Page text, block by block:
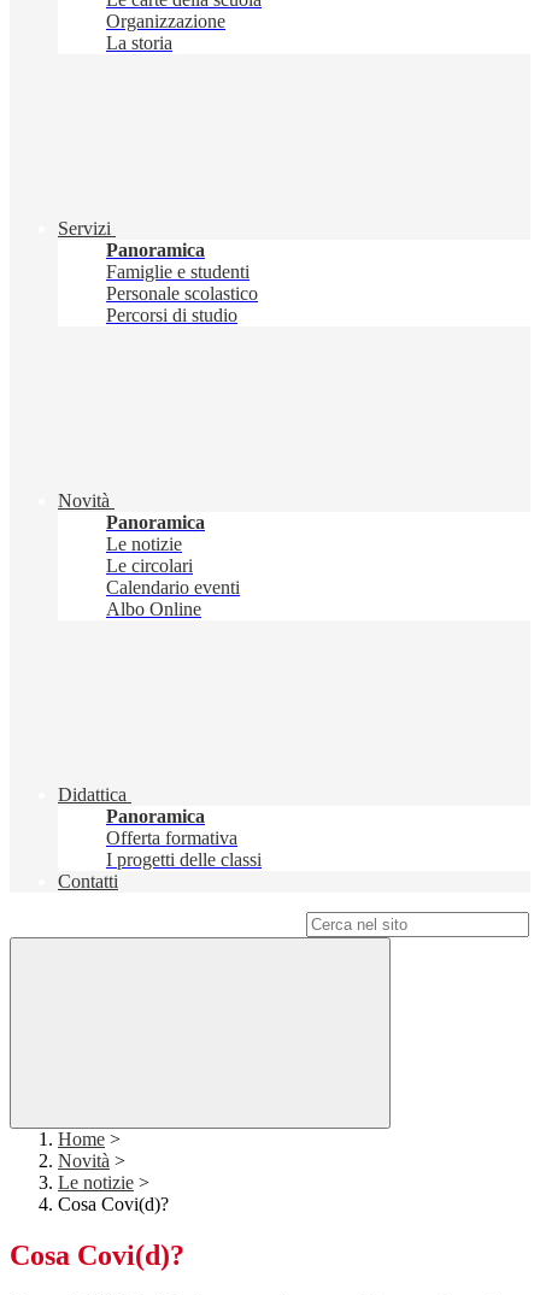
Organizzazione
La storia
Servizi
Panoramica
Famiglie e studenti
Personale scolastico
Percorsi di studio
Novità
Panoramica
Le notizie
Le circolari
Calendario eventi
Albo Online
Didattica
Panoramica
Offerta formativa
I progetti delle classi
Contatti
Home >
Novità >
Le notizie >
Cosa Covi(d)?
Cosa Covi(d)?